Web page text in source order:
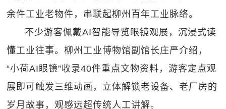
余件工业老物件，串联起柳州百年工业脉络。
不少游客佩戴AI智能导览眼镜观展，沉浸式读
懂工业往事。柳州工业博物馆副馆长庄严介绍，
“小荷AI眼镜”收录40件重点文物资料，游客定点观
展即可触发三维动画，立体解锁老设备、老厂房的
岁月故事，观感远超传统人工讲解。